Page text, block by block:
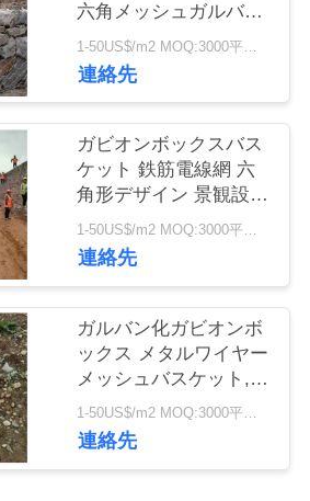
六角メッシュガルバン
化鉄鋼ワイヤボックス
1-50US$/m2 MOQ:3000平方メートル
連絡先
ガビオンボックスバス
ケット 鉄筋電線網 六
角形デザイン 景観設計
と土木工学
1-50US$/m2 MOQ:3000平方メートル
連絡先
ガルバン化ガビオンボ
ックス メタルワイヤー
メッシュバスケット,侵
食制御のための六角メ
ッシュ
1-50US$/m2 MOQ:3000平方メートル
連絡先